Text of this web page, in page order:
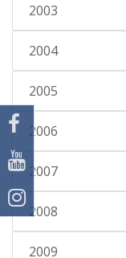
2003
2004
2005
2006
2007
2008
2009